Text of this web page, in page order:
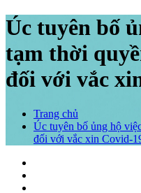
Úc tuyên bố
tạm thời
đối với vắc
Trang chủ
Úc tuyên bố ủng hộ
đối với vắc xin Covid-